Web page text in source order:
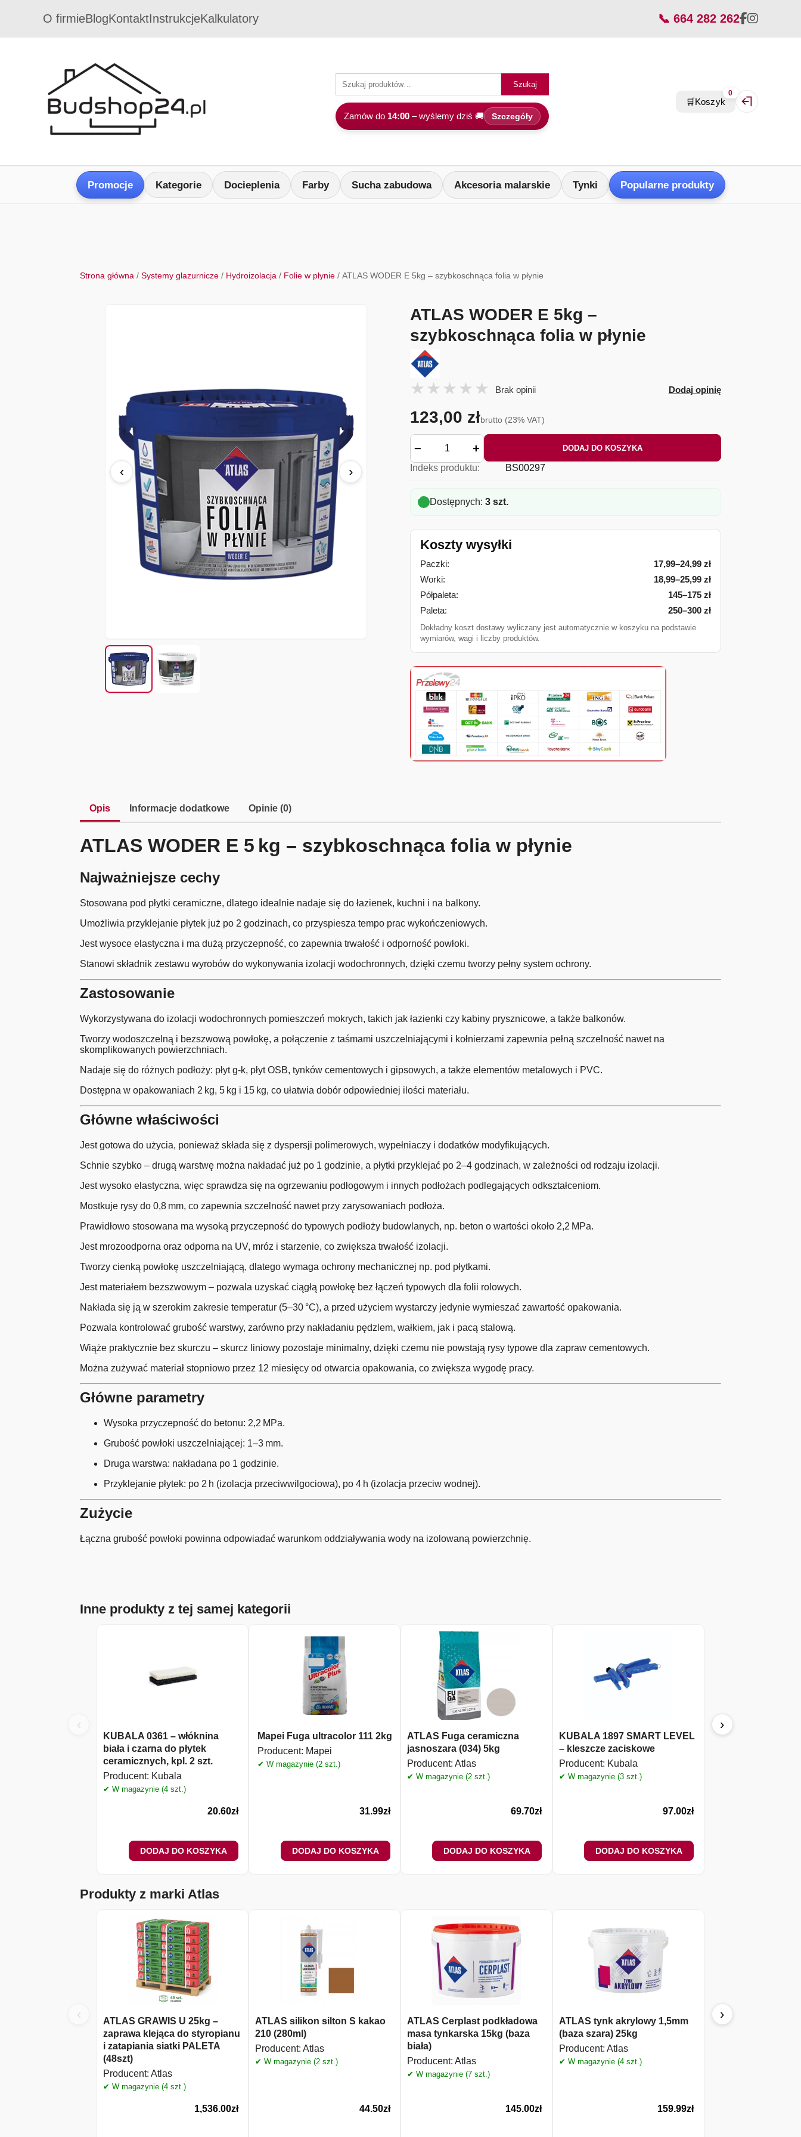
O firmieBlogKontaktInstrukcjeKalkulatory 📞 664 282 262
Szukaj
Zamów do 14:00– wyślemy dziś 🚚 Szczegóły
🛒Koszyk
0
Zaloguj się /
Promocje Kategorie Docieplenia Farby Sucha zabudowa Akcesoria malarskie Tynki Popularne produkty
Strona główna /Systemy glazurnicze / Hydroizolacja / Folie w płynie / ATLAS WODER E 5kg – szybkoschnąca folia w płynie
‹ ›
ATLAS WODER E 5kg –
szybkoschnąca folia w płynie
Brak opinii Dodaj opinię
123,00 złbrutto (23% VAT)
− + DODAJ DO KOSZYKA
Indeks produktu: BS00297
Dostępnych: 3 szt.
Koszty wysyłki
Paczki:
17,99–24,99 zł
Worki:
18,99–25,99 zł
Półpaleta:
145–175 zł
Paleta:
250–300 zł
Dokładny koszt dostawy wyliczany jest automatycznie w koszyku na podstawie
wymiarów, wagi i liczby produktów.
Opis Informacje dodatkowe Opinie (0)
ATLAS WODER E 5 kg – szybkoschnąca folia w płynie
Najważniejsze cechy
Stosowana pod płytki ceramiczne, dlatego idealnie nadaje się do łazienek, kuchni i na balkony.
Umożliwia przyklejanie płytek już po 2 godzinach, co przyspiesza tempo prac wykończeniowych.
Jest wysoce elastyczna i ma dużą przyczepność, co zapewnia trwałość i odporność powłoki.
Stanowi składnik zestawu wyrobów do wykonywania izolacji wodochronnych, dzięki czemu tworzy pełny system ochrony.
Zastosowanie
Wykorzystywana do izolacji wodochronnych pomieszczeń mokrych, takich jak łazienki czy kabiny prysznicowe, a także balkonów.
Tworzy wodoszczelną i bezszwową powłokę, a połączenie z taśmami uszczelniającymi i kołnierzami zapewnia pełną szczelność nawet na
skomplikowanych powierzchniach.
Nadaje się do różnych podłoży: płyt g-k, płyt OSB, tynków cementowych i gipsowych, a także elementów metalowych i PVC.
Dostępna w opakowaniach 2 kg, 5 kg i 15 kg, co ułatwia dobór odpowiedniej ilości materiału.
Główne właściwości
Jest gotowa do użycia, ponieważ składa się z dyspersji polimerowych, wypełniaczy i dodatków modyfikujących.
Schnie szybko – drugą warstwę można nakładać już po 1 godzinie, a płytki przyklejać po 2–4 godzinach, w zależności od rodzaju izolacji.
Jest wysoko elastyczna, więc sprawdza się na ogrzewaniu podłogowym i innych podłożach podlegających odkształceniom.
Mostkuje rysy do 0,8 mm, co zapewnia szczelność nawet przy zarysowaniach podłoża.
Prawidłowo stosowana ma wysoką przyczepność do typowych podłoży budowlanych, np. beton o wartości około 2,2 MPa.
Jest mrozoodporna oraz odporna na UV, mróz i starzenie, co zwiększa trwałość izolacji.
Tworzy cienką powłokę uszczelniającą, dlatego wymaga ochrony mechanicznej np. pod płytkami.
Jest materiałem bezszwowym – pozwala uzyskać ciągłą powłokę bez łączeń typowych dla folii rolowych.
Nakłada się ją w szerokim zakresie temperatur (5–30 °C), a przed użyciem wystarczy jedynie wymieszać zawartość opakowania.
Pozwala kontrolować grubość warstwy, zarówno przy nakładaniu pędzlem, wałkiem, jak i pacą stalową.
Wiąże praktycznie bez skurczu – skurcz liniowy pozostaje minimalny, dzięki czemu nie powstają rysy typowe dla zapraw cementowych.
Można zużywać materiał stopniowo przez 12 miesięcy od otwarcia opakowania, co zwiększa wygodę pracy.
Główne parametry
Wysoka przyczepność do betonu: 2,2 MPa.
Grubość powłoki uszczelniającej: 1–3 mm.
Druga warstwa: nakładana po 1 godzinie.
Przyklejanie płytek: po 2 h (izolacja przeciwwilgociowa), po 4 h (izolacja przeciw wodnej).
Zużycie
Łączna grubość powłoki powinna odpowiadać warunkom oddziaływania wody na izolowaną powierzchnię.
Inne produkty z tej samej kategorii
‹
KUBALA 0361 – włóknina
biała i czarna do płytek
ceramicznych, kpl. 2 szt.
Producent: Kubala
✔ W magazynie (4 szt.)
20.60zł
DODAJ DO KOSZYKA
Mapei Fuga ultracolor 111 2kg
Producent: Mapei
✔ W magazynie (2 szt.)
31.99zł
DODAJ DO KOSZYKA
ATLAS Fuga ceramiczna
jasnoszara (034) 5kg
Producent: Atlas
✔ W magazynie (2 szt.)
69.70zł
DODAJ DO KOSZYKA
KUBALA 1897 SMART LEVEL
– kleszcze zaciskowe
Producent: Kubala
✔ W magazynie (3 szt.)
97.00zł
DODAJ DO KOSZYKA
Kubala Klipsy
›
Produkty z marki Atlas
‹
ATLAS GRAWIS U 25kg –
zaprawa klejąca do styropianu
i zatapiania siatki PALETA
(48szt)
Producent: Atlas
✔ W magazynie (4 szt.)
1,536.00zł
ATLAS silikon silton S kakao
210 (280ml)
Producent: Atlas
✔ W magazynie (2 szt.)
44.50zł
ATLAS Cerplast podkładowa
masa tynkarska 15kg (baza
biała)
Producent: Atlas
✔ W magazynie (7 szt.)
145.00zł
ATLAS tynk akrylowy 1,5mm
(baza szara) 25kg
Producent: Atlas
✔ W magazynie (4 szt.)
159.99zł
ATLAS silikon
›